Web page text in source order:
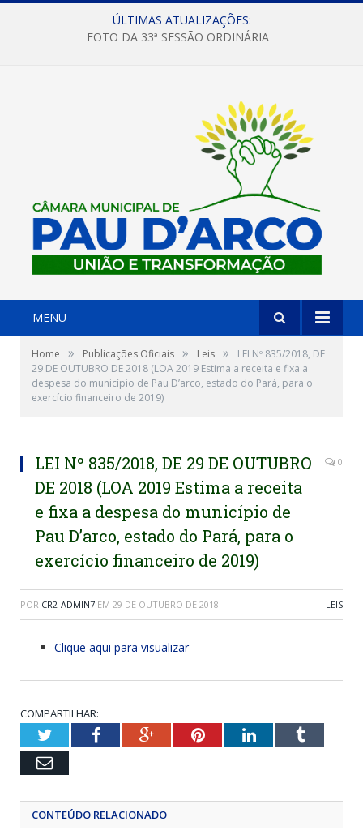
ÚLTIMAS ATUALIZAÇÕES:
FOTO DA 33ª SESSÃO ORDINÁRIA
MENU
Home » Publicações Oficiais » Leis »
LEI Nº 835/2018, DE
29 DE OUTUBRO DE 2018 (LOA 2019 Estima a receita e fixa a
despesa do município de Pau D’arco, estado do Pará, para o
exercício financeiro de 2019)
LEI Nº 835/2018, DE 29 DE OUTUBRO
DE 2018 (LOA 2019 Estima a receita
e fixa a despesa do município de
Pau D’arco, estado do Pará, para o
exercício financeiro de 2019)
0
POR CR2-ADMIN7 EM 29 DE OUTUBRO DE 2018 LEIS
Clique aqui para visualizar
COMPARTILHAR:
TwitterFacebookGoogle+PinterestLinkedInTumblr
Email
CONTEÚDO RELACIONADO